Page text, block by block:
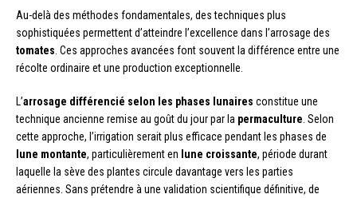
Au-delà des méthodes fondamentales, des techniques plus
sophistiquées permettent d’atteindre l’excellence dans l’arrosage des
tomates. Ces approches avancées font souvent la différence entre une
récolte ordinaire et une production exceptionnelle.
L’arrosage différencié selon les phases lunaires constitue une
technique ancienne remise au goût du jour par la permaculture. Selon
cette approche, l’irrigation serait plus efficace pendant les phases de
lune montante, particulièrement en lune croissante, période durant
laquelle la sève des plantes circule davantage vers les parties
aériennes. Sans prétendre à une validation scientifique définitive, de